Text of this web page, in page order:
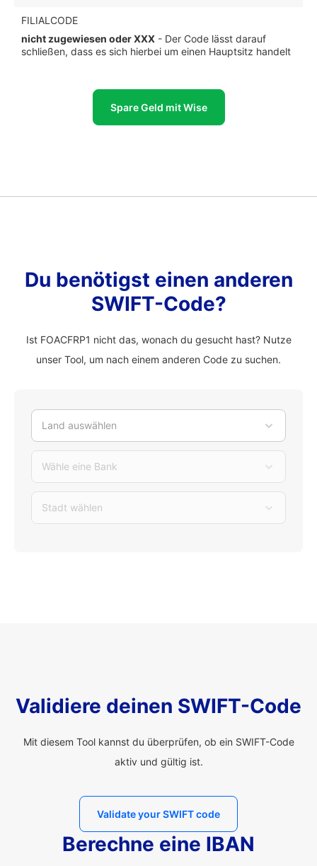
FILIALCODE
nicht zugewiesen oder XXX - Der Code lässt darauf
schließen, dass es sich hierbei um einen Hauptsitz handelt
Spare Geld mit Wise
Du benötigst einen anderen
SWIFT-Code?
Ist FOACFRP1 nicht das, wonach du gesucht hast? Nutze
unser Tool, um nach einem anderen Code zu suchen.
Land auswählen
Wähle eine Bank
Stadt wählen
Validiere deinen SWIFT-Code
Mit diesem Tool kannst du überprüfen, ob ein SWIFT-Code
aktiv und gültig ist.
Validate your SWIFT code
Berechne eine IBAN